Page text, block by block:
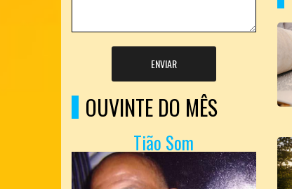
ENVIAR
OUVINTE DO MÊS
Tião Som